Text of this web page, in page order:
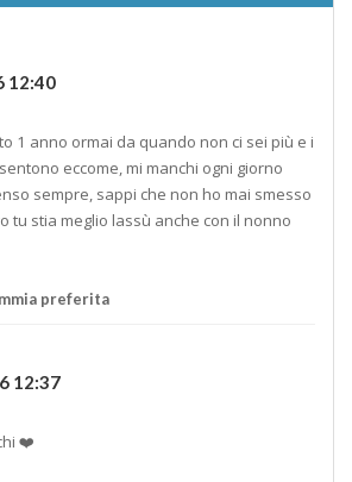
12:40
1 anno ormai da quando non ci sei più e i
eccome, mi manchi ogni giorno
sempre, sappi che non ho mai smesso
tu stia meglio lassù anche con il nonno
preferita
12:37
❤️